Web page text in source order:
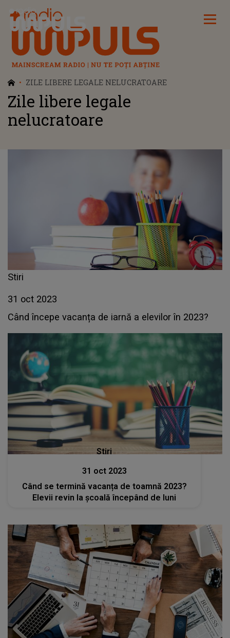
Radio Impuls
ZILE LIBERE LEGALE NELUCRATOARE
Zile libere legale
nelucratoare
Stiri
31 oct 2023
Când începe vacanța de iarnă a elevilor în 2023?
Stiri
31 oct 2023
Când se termină vacanța de toamnă 2023?
Elevii revin la școală începând de luni